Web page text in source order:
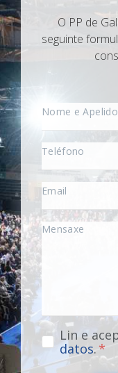
O PP de
seguinte
Lin e
datos.